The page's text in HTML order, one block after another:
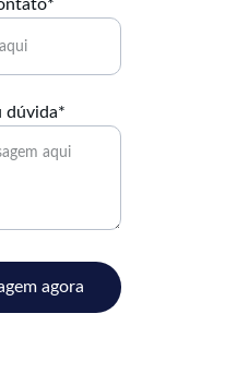
dúvida*
agora